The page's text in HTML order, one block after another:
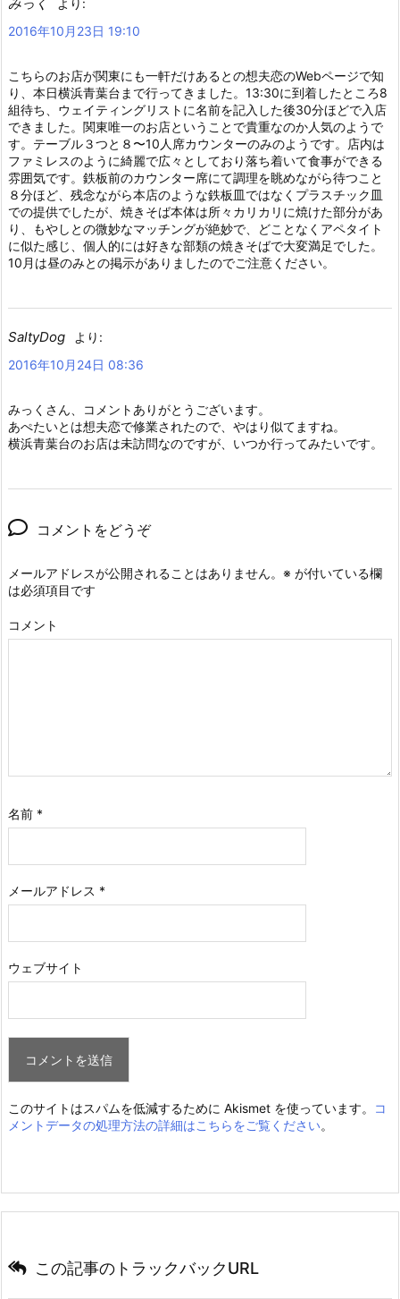
2016年10月23日 19:10
こちらのお店が関東にも一軒だけあるとの想夫恋のWebページで知
り、本日横浜青葉台まで行ってきました。13:30に到着したところ8
組待ち、ウェイティングリストに名前を記入した後30分ほどで入店
できました。関東唯一のお店ということで貴重なのか人気のようで
す。テーブル３つと８〜10人席カウンターのみのようです。店内は
ファミレスのように綺麗で広々としており落ち着いて食事ができる
雰囲気です。鉄板前のカウンター席にて調理を眺めながら待つこと
８分ほど、残念ながら本店のような鉄板皿ではなくプラスチック皿
での提供でしたが、焼きそば本体は所々カリカリに焼けた部分があ
り、もやしとの微妙なマッチングが絶妙で、どことなくアペタイト
に似た感じ、個人的には好きな部類の焼きそばで大変満足でした。
10月は昼のみとの掲示がありましたのでご注意ください。
SaltyDog
より:
2016年10月24日 08:36
みっくさん、コメントありがとうございます。
あぺたいとは想夫恋で修業されたので、やはり似てますね。
横浜青葉台のお店は未訪問なのですが、いつか行ってみたいです。
コメントをどうぞ
メールアドレスが公開されることはありません。 ※ が付いている欄
は必須項目です
コメント
名前 *
メールアドレス *
ウェブサイト
このサイトはスパムを低減するために Akismet を使っています。
コ
メントデータの処理方法の詳細はこちらをご覧ください。
この記事のトラックバックURL